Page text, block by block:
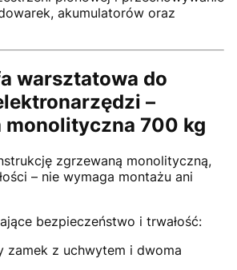
akumulatorów oraz
warsztatowa do
–
monolityczna 700 kg
zgrzewaną monolityczną,
– nie wymaga montażu ani
bezpieczeństwo i trwałość:
zamek z uchwytem i dwoma